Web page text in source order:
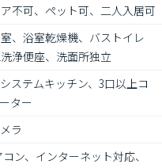
不可、ペット可、二人入居可
、浴室乾燥機、バストイレ
浄便座、洗面所独立
ステムキッチン、3口以上コ
ター
ラ
ン、インターネット対応、